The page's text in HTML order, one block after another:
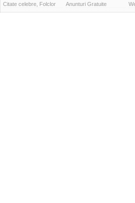
Citate celebre, Folclor Anunturi Gratuite